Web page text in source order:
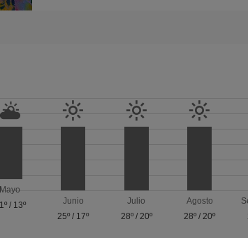
Mayo
/ 13º
Junio
25º / 17º
Julio
28º/ 20º
Agosto
28º /20º